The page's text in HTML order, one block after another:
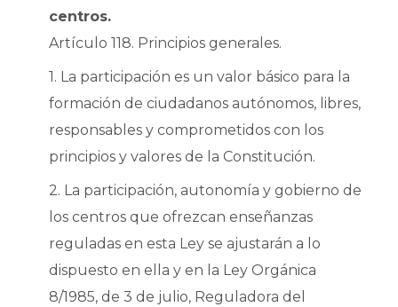
centros.
Artículo 118. Principios generales.
1. La participación es un valor básico para la
formación de ciudadanos autónomos, libres,
responsables y comprometidos con los
principios y valores de la Constitución.
2. La participación, autonomía y gobierno de
los centros que ofrezcan enseñanzas
reguladas en esta Ley se ajustarán a lo
dispuesto en ella y en la Ley Orgánica
8/1985, de 3 de julio, Reguladora del